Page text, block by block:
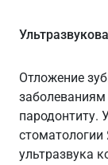
Отложение
заболеваниям
пародонтиту.
ультразвука